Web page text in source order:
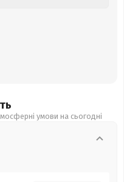
умови на сьогодні